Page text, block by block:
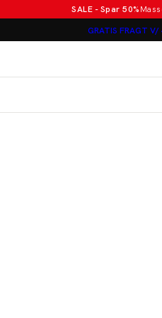
SALE - Spar 50%
GRATIS FRAGT